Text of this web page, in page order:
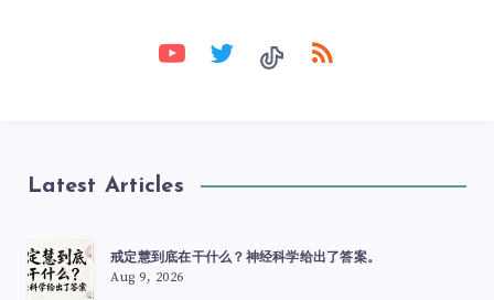
Latest Articles
戒定慧到底在干什么？神经科学给出了答案。
Aug 9, 2026